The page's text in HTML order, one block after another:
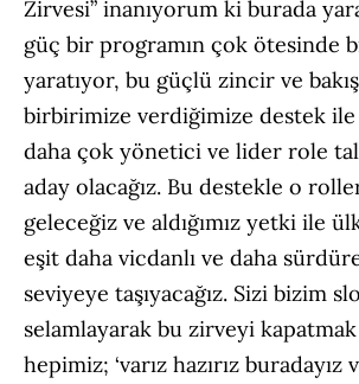
Zirvesi” inanıyorum ki burada
güç bir programın çok ötesinde
yaratıyor, bu güçlü zincir ve
birbirimize verdiğimize destek
daha çok yönetici ve lider role
aday olacağız. Bu destekle o
geleceğiz ve aldığımız yetki ile
eşit daha vicdanlı ve daha
seviyeye taşıyacağız. Sizi bizim
selamlayarak bu zirveyi
hepimiz; ‘varız hazırız buradayız